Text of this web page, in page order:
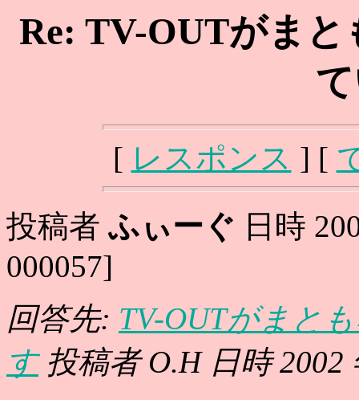
Re: TV-OUTがま
[ レスポンス ] [
投稿者ふぃーぐ 日時
000057]
回答先: TV-OUTがまと
す投稿者 O.H 日時 2002